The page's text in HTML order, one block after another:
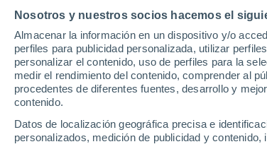
Nosotros y nuestros socios hacemos el
Almacenar la información en un dispositivo y/o
perfiles para publicidad personalizada, utilizar
personalizar el contenido, uso de perfiles para la
medir el rendimiento del contenido, comprender al
procedentes de diferentes fuentes, desarrollo y
contenido.
Datos de localización geográfica precisa e
personalizados, medición de publicidad y
Remontes
Profundidad de nieve